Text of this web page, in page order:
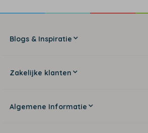
Blogs & Inspiratie
Zakelijke klanten
Algemene Informatie